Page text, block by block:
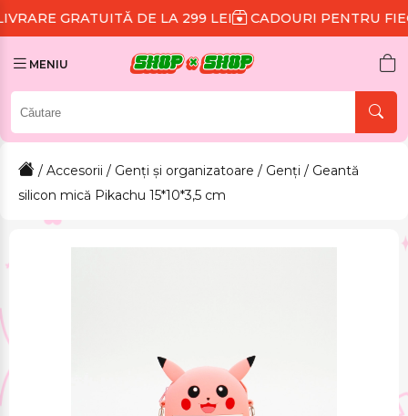
DE LA 299 LEI CADOURI PENTRU FIECARE
MENIU
/ Accesorii / Genți și organizatoare / Genți / Geantă
silicon mică Pikachu 15*10*3,5 cm